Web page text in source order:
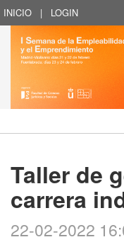
INICIO | LOGIN
Taller de
carrera
22-02-2022